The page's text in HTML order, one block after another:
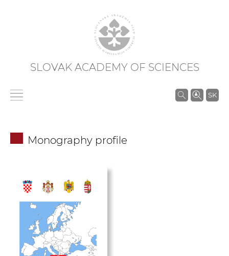
SLOVAK ACADEMY OF SCIENCES
SK
S
Monography profile